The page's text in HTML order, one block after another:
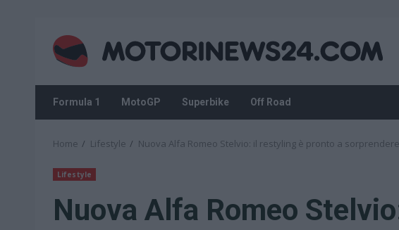
content
Formula 1 MotoGP Superbike Off Road
Home Lifestyle Nuova Alfa Romeo Stelvio: il restyling è pronto a
Lifestyle
Nuova Alfa Romeo